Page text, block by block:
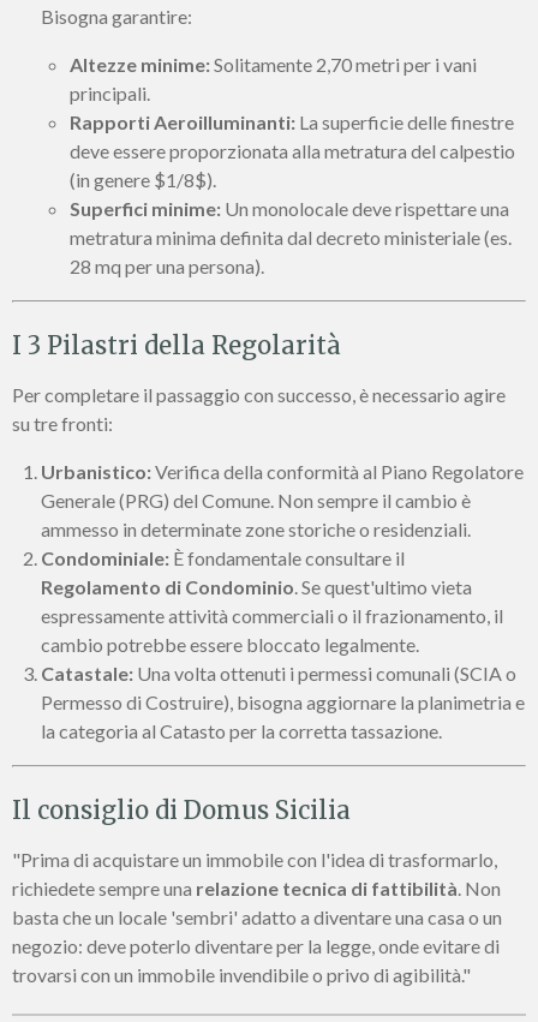
Bisogna garantire:
Altezze minime:Solitamente 2,70 metri per i vani
principali.
Rapporti Aeroilluminanti: La superficie delle finestre
deve essere proporzionata alla metratura del calpestio
(in genere $1/8$).
Superfici minime: Un monolocale deve rispettare una
metratura minima definita dal decreto ministeriale (es.
28 mq per una persona).
I 3 Pilastri della Regolarità
Per completare il passaggio con successo, è necessario agire
su tre fronti:
Urbanistico:Verifica della conformità al Piano Regolatore
Generale (PRG) del Comune. Non sempre il cambio è
ammesso in determinate zone storiche o residenziali.
Condominiale: È fondamentale consultare il
Regolamento di Condominio. Se quest'ultimo vieta
espressamente attività commerciali o il frazionamento, il
cambio potrebbe essere bloccato legalmente.
Catastale: Una volta ottenuti i permessi comunali (SCIA o
Permesso di Costruire), bisogna aggiornare la planimetria e
la categoria al Catasto per la corretta tassazione.
Il consiglio di Domus Sicilia
"Prima di acquistare un immobile con l'idea di trasformarlo,
richiedete sempre una relazione tecnica di fattibilità. Non
basta che un locale 'sembri' adatto a diventare una casa o un
negozio: deve poterlo diventare per la legge, onde evitare di
trovarsi con un immobile invendibile o privo di agibilità."